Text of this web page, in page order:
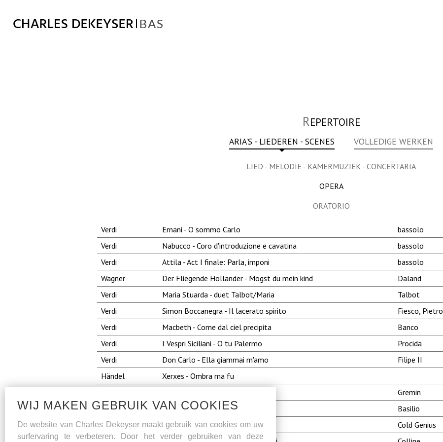
REPERTOIRE
ARIA'S - LIEDEREN - SCENES VOLLEDIGE WERKEN
LIED - MELODIE - KAMERMUZIEK - CONCERTARIA
OPERA
ORATORIO
Verdi Ernani - O sommo Carlo
bassolo
Verdi
Nabucco - Coro d'introduzione e cavatina
bassolo
Verdi
Attila - Act I finale: Parla, imponi
bassolo
Wagner
Der Fliegende Holländer - Mögst du mein kind
Daland
Verdi
Maria Stuarda - duet Talbot/Maria
Talbot
Verdi
Simon Boccanegra - Il lacerato spirito
Fiesco, Pietro
Verdi
Macbeth - Come dal ciel precipita
Banco
Verdi
I Vespri Siciliani - O tu Palermo
Procida
Verdi
Don Carlo - Ella giammai m'amo
Filipe II
Händel
Xerxes - Ombra ma fu
Gremin
Rossini
Il Barbiere di Siviglia - La Calunnia
Basilio
Purcell
King Arthur - What power art thou
Cold Genius
WIJ MAKEN GEBRUIK VAN COOKIES
De website van Charles Dekeyser maakt gebruik van cookies om uw
surfervaring te verbeteren. Door het verder gebruiken van deze